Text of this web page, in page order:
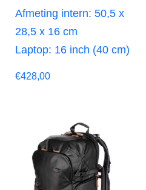
Afmeting intern: 50,5 x
28,5 x 16 cm
Laptop: 16 inch (40 cm)
€428,00